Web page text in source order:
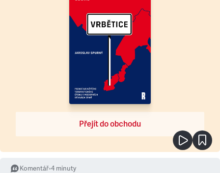
Přejít do obchodu
Komentář•4 minuty